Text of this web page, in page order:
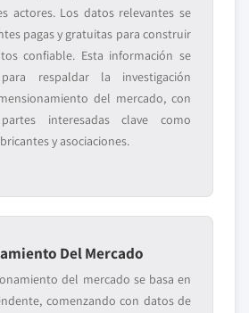
actores. Los datos relevantes se
pagas y gratuitas para construir
confiable. Esta información se
respaldar la investigación
del mercado, con
interesadas clave como
y asociaciones.
Del Mercado
del mercado se basa en
comenzando con datos de